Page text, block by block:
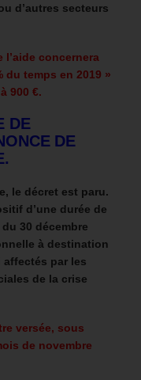
d’autres secteurs
concernera
temps en 2019 »
900 €.
DE
DE
le décret est paru.
d’une durée de
30 décembre
à destination
affectés par les
de la crise
versée, sous
de novembre